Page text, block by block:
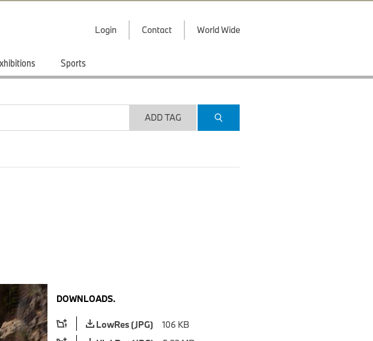
Login Contact World Wide
Sports
ADD TAG
DOWNLOADS.
LowRes (JPG)
106 KB